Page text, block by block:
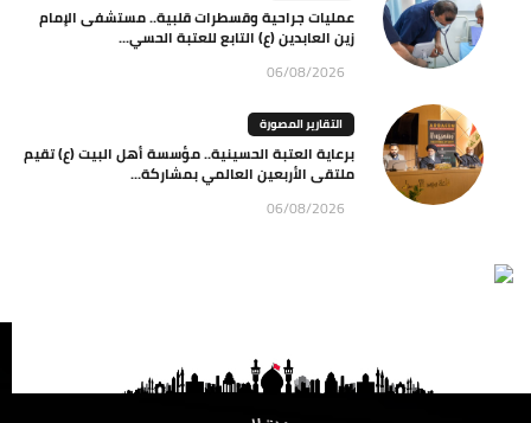
عمليات جراحية وقسطرات قلبية.. مستشفى الإمام
زين العابدين (ع) التابع للعتبة الحسي...
06/08/2026
التقارير المصورة
برعاية العتبة الحسينية.. مؤسسة أهل البيت (ع) تقيم
ملتقى الأربعين العالمي بمشاركة...
06/08/2026